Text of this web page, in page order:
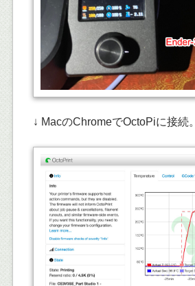
↓ MacのChromeでOctoPiに接続。